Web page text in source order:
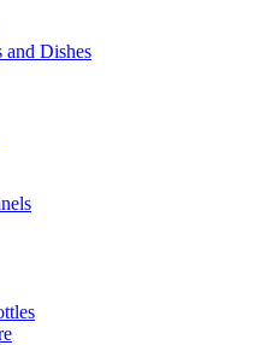
and Dishes